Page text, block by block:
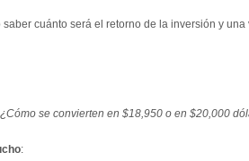
saber cuánto será el retorno de la inversión y
¿Cómo se convierten en $18,950 o en $20,000
: